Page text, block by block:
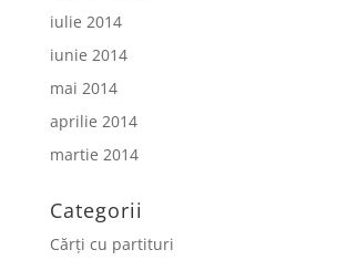
iulie 2014
iunie 2014
mai 2014
aprilie 2014
martie 2014
Categorii
Cărți cu partituri